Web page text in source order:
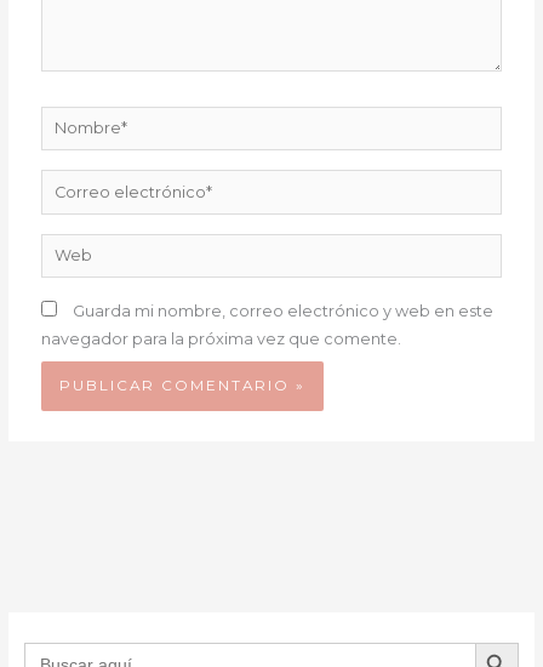
Nombre*
Correo
electrónico*
Web
Guarda mi nombre, correo electrónico y web en este
navegador para la próxima vez que comente.
Buscar: BOTÓN DE